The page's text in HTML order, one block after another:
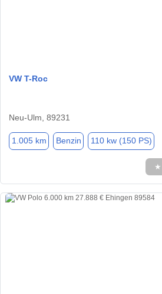
VW T-Roc
Neu-Ulm, 89231
1.005 km Benzin 110 kw (150 PS)
★